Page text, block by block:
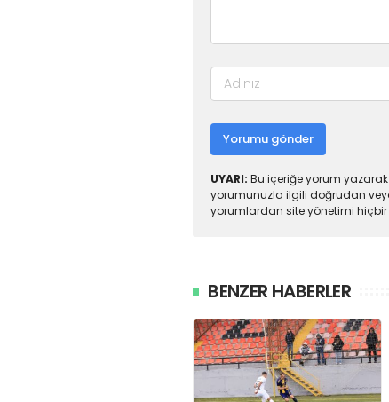
Yorumu gönder
UYARI: Bu içeriğe yorum yazarak
yorumunuzla ilgili doğrudan
yorumlardan site yönetimi
BENZER HABERLER